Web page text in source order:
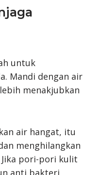
untuk
Mandi dengan air
menakjubkan
air hangat, itu
menghilangkan
pori-pori kulit
anti bakteri